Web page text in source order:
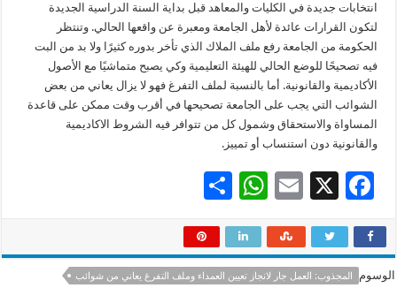
انتخابات جديدة في الكليات والمعاهد قبل بداية السنة الدراسية الجديدة
لتكون القرارات عائدة لأهل الجامعة ومعبرة عن واقعها الحالي. وتنتظر
الحكومة من الجامعة رفع ملف الملاك الذي تأخر بدوره كثيرًا ولا بد من البت
فيه تصحيحًا للوضع الحالي للهيئة التعليمية وكي يصبح متماشيًا مع الأصول
الأكاديمية والقانونية. أما بالنسبة لملف التفرغ فهو لا يزال يعاني من بعض
الشوائب التي يجب على الجامعة تصحيحها في أقرب وقت ممكن على قاعدة
المساواة والاستحقاق وشمول كل من تتوافر فيه الشروط الاكاديمية
والقانونية دون استنساب أو تمييز.
F
e
b
X
E
ai
l
W
at
sA
ar
e
الوسوم المجذوب: العمل جار لانجاز تعيين العمداء وملف التفرغ يعاني من شوائب